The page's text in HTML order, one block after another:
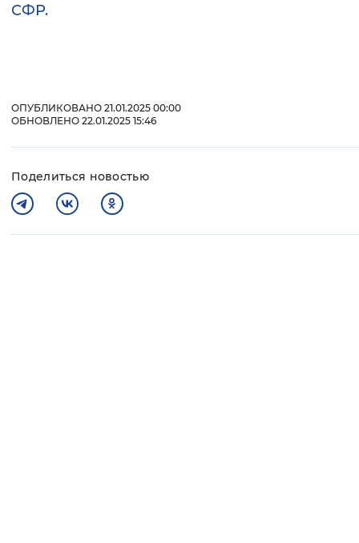
СФР.
ОПУБЛИКОВАНО 21.01.2025 00:00
ОБНОВЛЕНО 22.01.2025 15:46
Поделиться новостью